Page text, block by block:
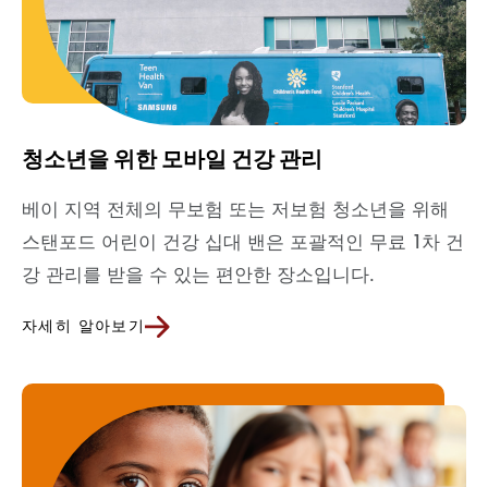
청소년을 위한 모바일 건강 관리
베이 지역 전체의 무보험 또는 저보험 청소년을 위해
스탠포드 어린이 건강 십대 밴은 포괄적인 무료 1차 건
강 관리를 받을 수 있는 편안한 장소입니다.
자세히 알아보기